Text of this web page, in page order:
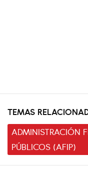
TEMAS
ADMINISTRACIÓN
PÚBLICOS (AFIP)